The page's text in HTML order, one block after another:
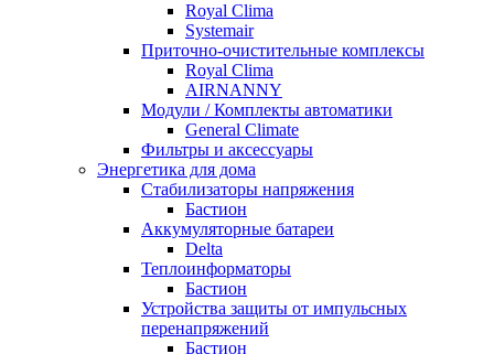
Royal Clima
Systemair
Приточно-очистительные комплексы
Royal Clima
AIRNANNY
Модули / Комплекты автоматики
General Climate
Фильтры и аксессуары
Энергетика для дома
Стабилизаторы напряжения
Бастион
Аккумуляторные батареи
Delta
Теплоинформаторы
Бастион
Устройства защиты от импульсных
перенапряжений
Бастион